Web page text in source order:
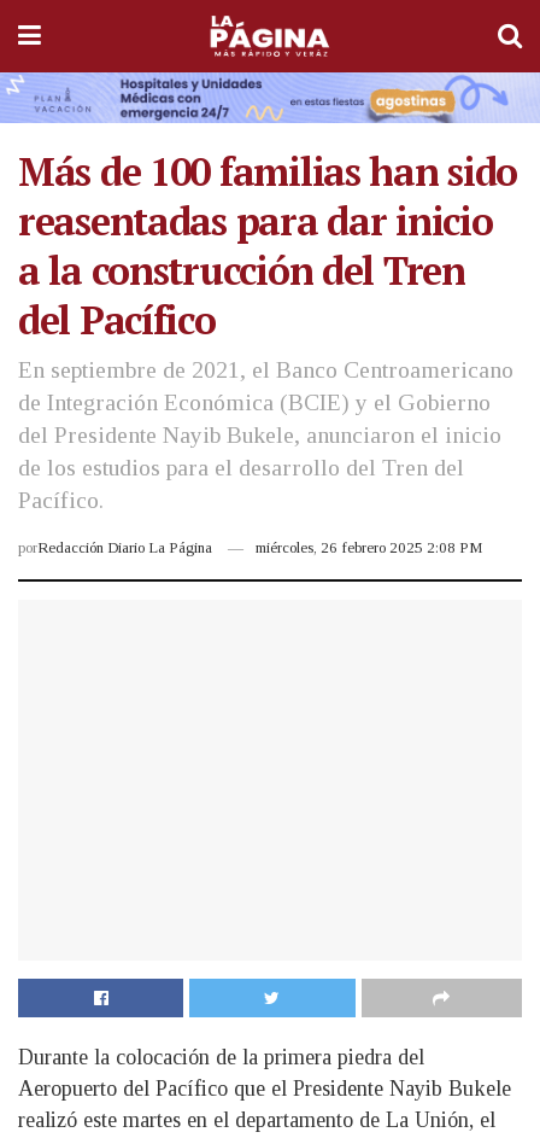
Más de 100 familias han sido
reasentadas para dar inicio
a la construcción del Tren
del Pacífico
En septiembre de 2021, el Banco Centroamericano
de Integración Económica (BCIE) y el Gobierno
del Presidente Nayib Bukele, anunciaron el inicio
de los estudios para el desarrollo del Tren del
Pacífico.
porRedacción Diario La Página miércoles, 26 febrero 2025 2:08 PM
Durante la colocación de la primera piedra del
Aeropuerto del Pacífico que el Presidente Nayib Bukele
realizó este martes en el departamento de La Unión, el